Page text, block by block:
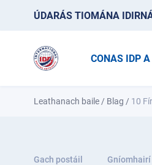
ÚDARÁS TIOMÁNA
CONAS IDP
Leathanach baile / Blag / 10
Gach postáil Gníomhairí